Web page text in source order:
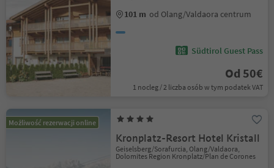
101 m od Olang/Valdaora centrum
Südtirol Guest Pass
Od 50€
1 nocleg / 2 liczba osób w tym podatek VAT
Możliwość rezerwacji online
Kronplatz-Resort Hotel Kristall
Geiselsberg/Sorafurcia, Olang/Valdaora,
Dolomites Region Kronplatz/Plan de Corones